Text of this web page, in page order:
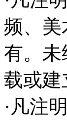
频、美
有。未
载或建
·凡注